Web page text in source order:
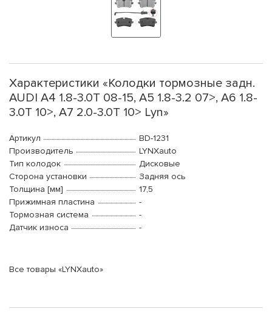
Характеристики «Колодки тормозные задн.
AUDI A4 1.8-3.0T 08-15, A5 1.8-3.2 07>, A6 1.8-
3.0T 10>, A7 2.0-3.0T 10> Lyn»
Артикул
BD-1231
Производитель
LYNXauto
Тип колодок
Дисковые
Сторона установки
Задняя ось
Толщина [мм]
17,5
Прижимная пластина
-
Тормозная система
-
Датчик износа
-
Все товары «LYNXauto»